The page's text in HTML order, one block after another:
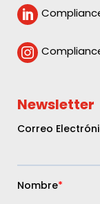


Newsletter